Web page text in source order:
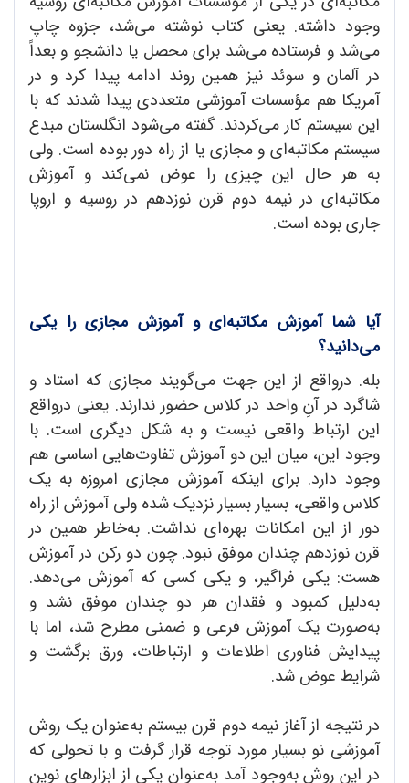
وجود داشته. یعنی کتاب نوشته می‌شد، جزوه چاپ
می‌شد و فرستاده می‌شد برای محصل یا دانشجو و بعداً
در آلمان و سوئد نیز همین روند ادامه پیدا کرد و در
آمریکا هم مؤسسات آموزشی متعددی پیدا شدند که با
این سیستم کار می‌کردند. گفته می‌شود انگلستان مبدع
سیستم مکاتبه‌ای و مجازی یا از راه دور بوده است. ولی
به هر حال این چیزی را عوض نمی‌کند و آموزش
مکاتبه‌ای در نیمه دوم قرن نوزدهم در روسیه و اروپا
جاری بوده است.
آیا شما آموزش مکاتبه‌ای و آموزش مجازی را یکی
می‌دانید؟
بله. درواقع از این جهت می‌گویند مجازی که استاد و
شاگرد در آنِ واحد در کلاس حضور ندارند. یعنی درواقع
این ارتباط واقعی نیست و به شکل دیگری است. با
وجود این، میان این دو آموزش تفاوت‌هایی اساسی هم
وجود دارد. برای اینکه آموزش مجازی امروزه به یک
کلاس واقعی، بسیار بسیار نزدیک شده ولی آموزش از راه
دور از این امکانات بهره‌ای نداشت. به‌خاطر همین در
قرن نوزدهم چندان موفق نبود. چون دو رکن در آموزش
هست: یکی فراگیر، و یکی کسی که آموزش می‌دهد.
به‌دلیل کمبود و فقدان هر دو چندان موفق نشد و
به‌صورت یک آموزش فرعی و ضمنی مطرح شد، اما با
پیدایش فناوری اطلاعات و ارتباطات، ورق برگشت و
شرایط عوض شد.
در نتیجه از آغاز نیمه دوم قرن بیستم به‌عنوان یک روش
آموزشی نو بسیار مورد توجه قرار گرفت و با تحولی که
در این روش به‌وجود آمد به‌عنوان یکی از ابزارهای نوین